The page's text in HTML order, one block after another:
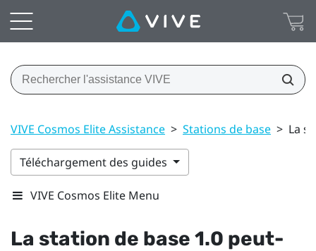
VIVE Cosmos Elite Assistance > Stations de base > La
Téléchargement des guides
VIVE Cosmos Elite Menu
La station de base 1.0 peut-